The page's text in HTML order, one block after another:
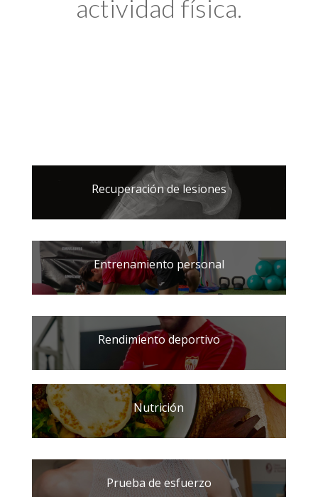
actividad física.
Recuperación de lesiones
Entrenamiento personal
Rendimiento deportivo
Nutrición
Prueba de esfuerzo